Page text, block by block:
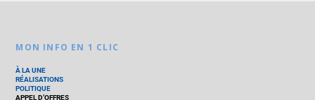
MON INFO EN 1 CLIC
À LA UNE
RÉALISATIONS
POLITIQUE
APPEL D’OFFRES